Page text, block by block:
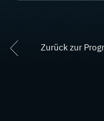
Zurück zur